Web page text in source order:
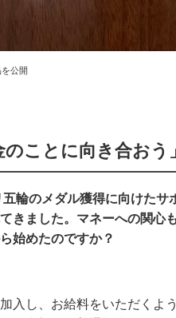
公開
ことに向き合おう
輪のメダル獲得に向けたサ
きました。マネーへの関心
始めたのですか？
入し、お給料をいただくよ